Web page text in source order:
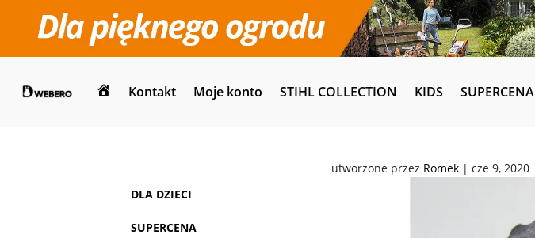
Dom Kontakt Moje konto STIHL COLLECTION KIDS SUPERCENA
utworzone przez Romek| cze 9, 2020
DLA DZIECI
SUPERCENA